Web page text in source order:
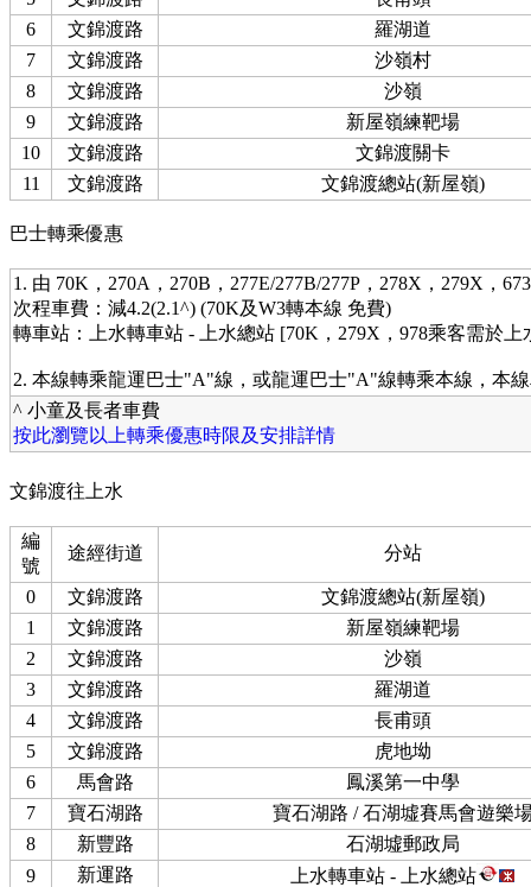
6
文錦渡路
羅湖道
7
文錦渡路
沙嶺村
8
文錦渡路
沙嶺
9
文錦渡路
新屋嶺練靶場
10
文錦渡路
文錦渡關卡
11
文錦渡路 文錦渡總站(新屋嶺)
巴士轉乘優惠
1. 由 70K，270A，270B，277E/277B/277P，278X，279X，
次程車費：減4.2(2.1^) (70K及W3轉本線 免費)
轉車站：上水轉車站 - 上水總站 [70K，279X，978乘客需於
2. 本線轉乘龍運巴士"A"線，或龍運巴士"A"線轉乘本線，本
^ 小童及長者車費
按此瀏覽以上轉乘優惠時限及安排詳情
文錦渡往上水
編
號
途經街道 分站
0 文錦渡路
文錦渡總站(新屋嶺)
1
文錦渡路
新屋嶺練靶場
2
文錦渡路
沙嶺
3
文錦渡路
羅湖道
4
文錦渡路
長甫頭
5
文錦渡路
虎地坳
6
馬會路
鳳溪第一中學
7
寶石湖路
寶石湖路 / 石湖墟賽馬會遊樂
8
新豐路
石湖墟郵政局
9
新運路 上水轉車站 - 上水總站